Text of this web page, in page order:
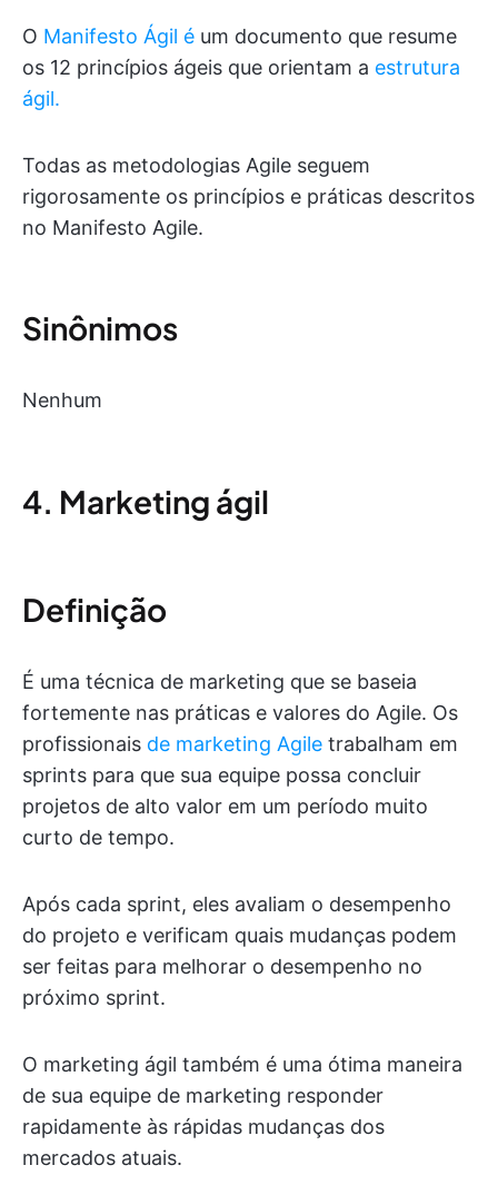
O Manifesto Ágil é um documento que resume
os 12 princípios ágeis que orientam a estrutura
ágil.
Todas as metodologias Agile seguem
rigorosamente os princípios e práticas descritos
no Manifesto Agile.
Sinônimos
Nenhum
4. Marketing ágil
Definição
É uma técnica de marketing que se baseia
fortemente nas práticas e valores do Agile. Os
profissionais de marketing Agile trabalham em
sprints para que sua equipe possa concluir
projetos de alto valor em um período muito
curto de tempo.
Após cada sprint, eles avaliam o desempenho
do projeto e verificam quais mudanças podem
ser feitas para melhorar o desempenho no
próximo sprint.
O marketing ágil também é uma ótima maneira
de sua equipe de marketing responder
rapidamente às rápidas mudanças dos
mercados atuais.